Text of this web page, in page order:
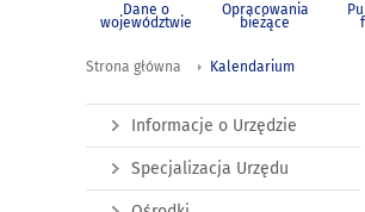
Dane o
województwie
Opracowania
bieżące
Strona główna Kalendarium
Informacje o Urzędzie
Specjalizacja Urzędu